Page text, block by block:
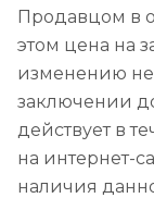
Продавцом в
этом цена на
изменению
заключении
действует в
на интернет-
наличия